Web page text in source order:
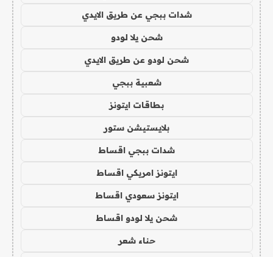
شدات ببجي عن طريق الايدي
شحن يلا لودو
شحن لودو عن طريق الايدي
شعبية ببجي
بطاقات ايتونز
بلايستيشن ستور
شدات ببجي اقساط
ايتونز امريكي اقساط
ايتونز سعودي اقساط
شحن يلا لودو اقساط
حناء شعر